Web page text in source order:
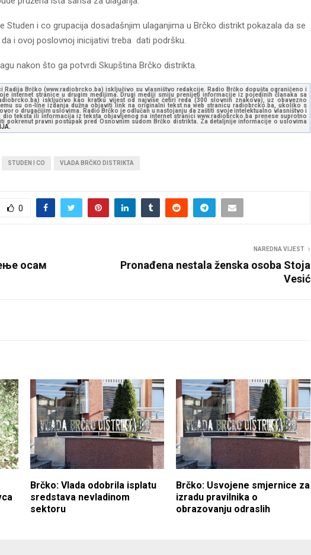
Studen i co grupacija dosadašnjim ulaganjima u Brčko distrikt pokazala da se
i ovoj poslovnoj inicijativi treba dati podršku.
nakon što ga potvrdi Skupština Brčko distrikta.
Radija Brčko (www.radiobrcko.ba) isključivo su vlasništvo redakcije. Radio Brčko dopušta ograničeno i
internet stranice u drugim medijima. Drugi mediji smiju prenijeti informacije iz pojedinih članaka sa
isključivo kao kratku vijest od najviše četiri reda (300 slovnih znakova), uz obavezno
su on-line izdanja dužna objaviti link na originalni tekst na web stranicu radiobrcko.ba, ukoliko s
o drugačijim uslovima. Radio Brčko je odlučan u nastojanju da zaštiti svoje intelektualno vlasništvo i
teksta ili informacija iz teksta objavljenog na internet stranici www.radiobrcko.ba prenese suprotno
pokrenut pravni postupak pred Osnovnim sudom Brčko distrikta. Za detaljnije informacije o uslovima
STUDEN I CO VLADA BRČKO DISTRIKTA
0
осам
NAREDNA VIJEST
Pronađena nestala ženska osoba Stoja
Vesić
Brčko: Vlada odobrila isplatu
sredstava nevladinom
sektoru
Brčko: Usvojene smjernice za
izradu pravilnika o
obrazovanju odraslih